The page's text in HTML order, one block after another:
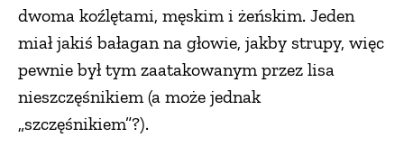
dwoma koźlętami, męskim i żeńskim. Jeden
miał jakiś bałagan na głowie, jakby strupy, więc
pewnie był tym zaatakowanym przez lisa
nieszczęśnikiem (a może jednak
„szczęśnikiem”?).